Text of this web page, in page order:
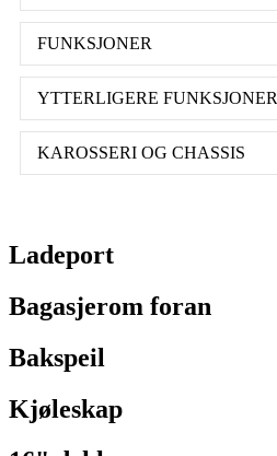
FUNKSJONER
YTTERLIGERE FUNKSJONER
KAROSSERI OG CHASSIS
Ladeport
Bagasjerom foran
Bakspeil
Kjøleskap